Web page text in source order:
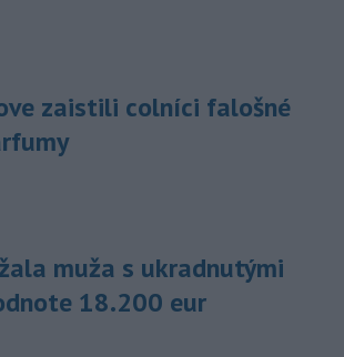
zaistili colníci falošné
muža s ukradnutými
18.200 eur